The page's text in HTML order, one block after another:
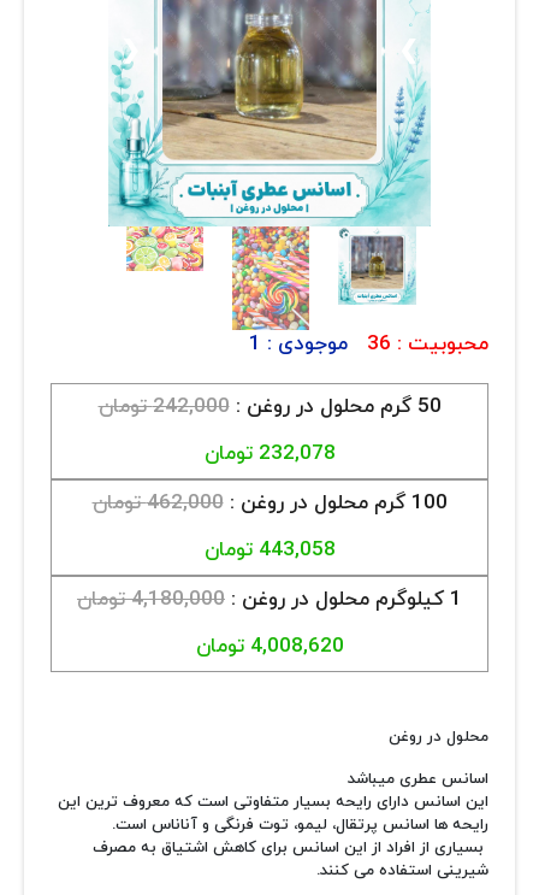
ظروف
ماسک و ضدعفونی کننده
شیشه آلات آزمایشگاهی و تجهیزات
تجهیزات آزمایشگاهی پلاستیکی
دستگاه های دیجیتال
محصولات آرایشی و بهداشتی
همه محصولات
❮ ❯
محبوبیت : 36 موجودی : 1
50 گرم محلول در روغن :
242,000 تومان
232,078 تومان
100 گرم محلول در روغن :
462,000 تومان
443,058 تومان
1 کیلوگرم محلول در روغن :
4,180,000 تومان
4,008,620 تومان
محلول در روغن
اسانس عطری میباشد
این اسانس دارای رایحه بسیار متفاوتی است که معروف ترین این
رایحه ها اسانس پرتقال، لیمو، توت فرنگی و آناناس است.
بسیاری از افراد از این اسانس برای کاهش اشتیاق به مصرف
شیرینی استفاده می کنند.